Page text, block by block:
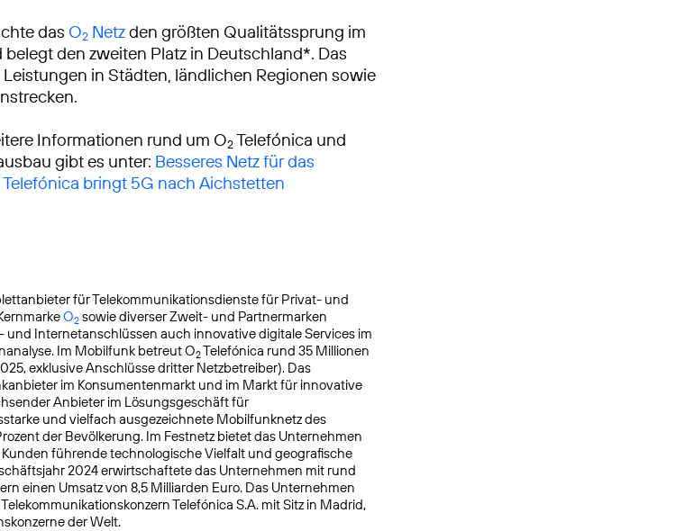
das O2 Netzden größten Qualitätssprung im
den zweiten Platz in Deutschland*. Das
in Städten, ländlichen Regionen sowie
Informationen rund um O2Telefónica und
gibt es unter: Besseres Netz für das
Telefónica bringt 5G nach Aichstetten
für Telekommunikationsdienste für Privat- und
O2 sowie diverser Zweit- und Partnermarken
und Internetanschlüssen auch innovative digitale Services im
Im Mobilfunk betreut O2Telefónica rund 35 Millionen
exklusive Anschlüsse dritter Netzbetreiber). Das
im Konsumentenmarkt und im Markt für innovative
Anbieter im Lösungsgeschäft für
und vielfach ausgezeichnete Mobilfunknetz des
der Bevölkerung. Im Festnetz bietet das Unternehmen
führende technologische Vielfalt und geografische
2024 erwirtschaftete das Unternehmen mit rund
einen Umsatz von 8,5 Milliarden Euro. Das Unternehmen
Telefónica S.A. mit Sitz in Madrid,
der Welt.